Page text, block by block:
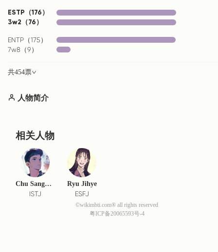
ESTP （176）
3w2 （76）
ENTP （175）
7w8 （9）
共454票
人物简介
相关人物
Chu Sangwoo
ISTJ
Ryu Jihye
ESFJ
©wikimbti.com® all rights reserved
粤ICP备20065593号-4